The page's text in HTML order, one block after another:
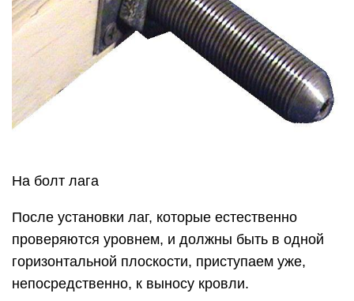
На болт лага
После установки лаг, которые естественно
проверяются уровнем, и должны быть в одной
горизонтальной плоскости, приступаем уже,
непосредственно, к выносу кровли.